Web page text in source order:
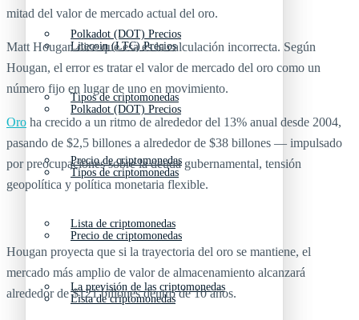
Polkadot (DOT) Precios
Tipos de criptomonedas
Precio de criptomonedas
Lista de criptomonedas
La previsión de las criptomonedas
Litecoin (LTC) Precios
Polkadot (DOT) Precios
Tipos de criptomonedas
Precio de criptomonedas
Lista de criptomonedas
mitad del valor de mercado actual del oro.
Matt Hougan dice que esa es la calculación incorrecta. Según
Hougan, el error es tratar el valor de mercado del oro como un
número fijo en lugar de uno en movimiento.
Oro ha crecido a un ritmo de alrededor del 13% anual desde 2004,
pasando de $2,5 billones a alrededor de $38 billones — impulsado
por preocupaciones sobre la deuda gubernamental, tensión
geopolítica y política monetaria flexible.
Hougan proyecta que si la trayectoria del oro se mantiene, el
mercado más amplio de valor de almacenamiento alcanzará
alrededor de $121 billones dentro de 10 años.